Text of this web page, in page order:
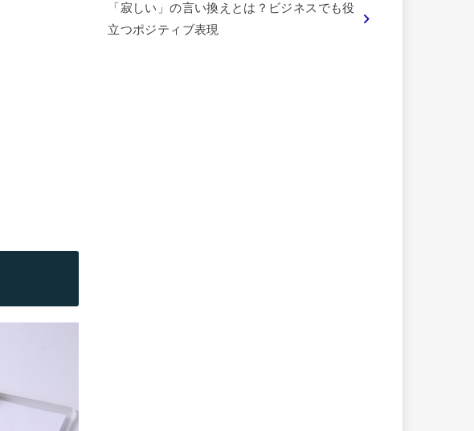
「寂しい」の言い換えとは？ビジネスでも役
立つポジティブ表現